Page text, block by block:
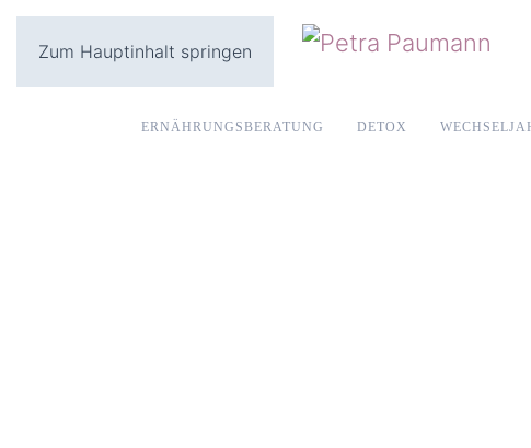
Zum Hauptinhalt springen
ERNÄHRUNGSBERATUNG DETOX